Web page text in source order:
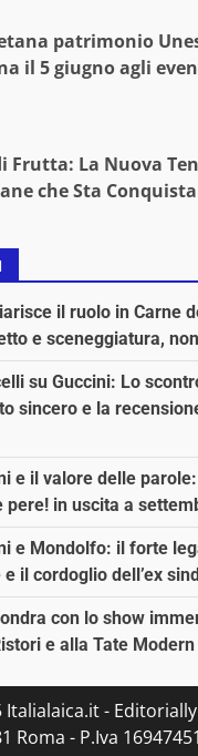
patrimonio
il 5 giugno agli
Frutta: La Nuova
che Sta
il ruolo in Carne
e sceneggiatura,
su Guccini: Lo
sincero e la
e il valore delle
pere! in uscita a
e Mondolfo: il forte
il cordoglio dell’ex
con lo show
e alla Tate Modern
- Editorially
Roma - P.Iva